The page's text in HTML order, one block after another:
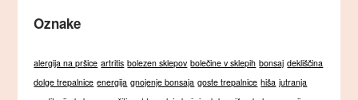
Oznake
alergija na pršice artritis bolezen sklepov bolečine v sklepih bonsaj dekliščina
dolge trepalnice energija gnojenje bonsaja goste trepalnice hiša jutranja